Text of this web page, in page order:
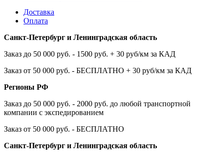
Доставка
Оплата
Санкт-Петербург и Ленинградская область
Заказ до 50 000 руб. - 1500 руб. + 30 руб/км за КАД
Заказ от 50 000 руб. - БЕСПЛАТНО + 30 руб/км за КАД
Регионы РФ
Заказ до 50 000 руб. - 2000 руб. до любой транспортной
компании с экспедированием
Заказ от 50 000 руб. - БЕСПЛАТНО
Санкт-Петербург и Ленинградская область